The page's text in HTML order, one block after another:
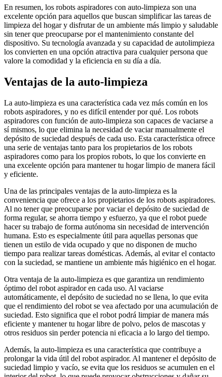
En resumen, los robots aspiradores con auto-limpieza son una
excelente opción para aquellos que buscan simplificar las tareas de
limpieza del hogar y disfrutar de un ambiente más limpio y saludable
sin tener que preocuparse por el mantenimiento constante del
dispositivo. Su tecnología avanzada y su capacidad de autolimpieza
los convierten en una opción atractiva para cualquier persona que
valore la comodidad y la eficiencia en su día a día.
Ventajas de la auto-limpieza
La auto-limpieza es una característica cada vez más común en los
robots aspiradores, y no es difícil entender por qué. Los robots
aspiradores con función de auto-limpieza son capaces de vaciarse a
sí mismos, lo que elimina la necesidad de vaciar manualmente el
depósito de suciedad después de cada uso. Esta característica ofrece
una serie de ventajas tanto para los propietarios de los robots
aspiradores como para los propios robots, lo que los convierte en
una excelente opción para mantener tu hogar limpio de manera fácil
y eficiente.
Una de las principales ventajas de la auto-limpieza es la
conveniencia que ofrece a los propietarios de los robots aspiradores.
Al no tener que preocuparse por vaciar el depósito de suciedad de
forma regular, se ahorra tiempo y esfuerzo, ya que el robot puede
hacer su trabajo de forma autónoma sin necesidad de intervención
humana. Esto es especialmente útil para aquellas personas que
tienen un estilo de vida ocupado y que no disponen de mucho
tiempo para realizar tareas domésticas. Además, al evitar el contacto
con la suciedad, se mantiene un ambiente más higiénico en el hogar.
Otra ventaja de la auto-limpieza es que garantiza un rendimiento
óptimo del robot aspirador en cada uso. Al vaciarse
automáticamente, el depósito de suciedad no se llena, lo que evita
que el rendimiento del robot se vea afectado por una acumulación de
suciedad. Esto significa que el robot podrá limpiar de manera más
eficiente y mantener tu hogar libre de polvo, pelos de mascotas y
otros residuos sin perder potencia ni eficacia a lo largo del tiempo.
Además, la auto-limpieza es una característica que contribuye a
prolongar la vida útil del robot aspirador. Al mantener el depósito de
suciedad limpio y vacío, se evita que los residuos se acumulen en el